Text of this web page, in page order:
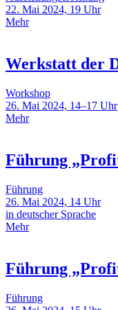
22. Mai 2024, 19 Uhr
Mehr
Werkstatt der
Workshop
26. Mai 2024, 14–17 Uhr
Mehr
Führung
Führung
26. Mai 2024, 14 Uhr
in deutscher Sprache
Mehr
Führung
Führung